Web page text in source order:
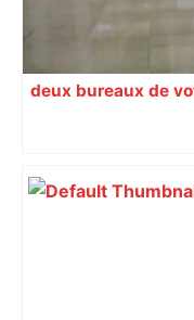
deux bureaux de